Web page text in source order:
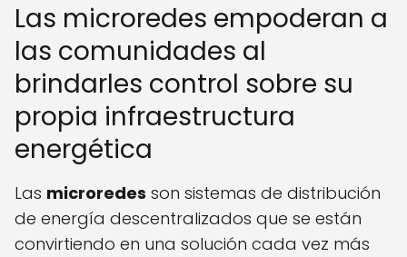
Las microredes empoderan a
las comunidades al
brindarles control sobre su
propia infraestructura
energética
Las microredes son sistemas de distribución
de energía descentralizados que se están
convirtiendo en una solución cada vez más